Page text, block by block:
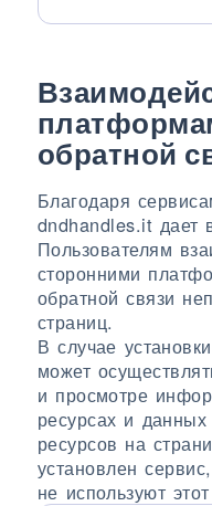
обратной
Благодаря
dndhandles.it дает
Пользователям
сторонними
обратной связи
страниц.
В случае
может
и просмотре
ресурсах и
ресурсов на
установлен
не используют